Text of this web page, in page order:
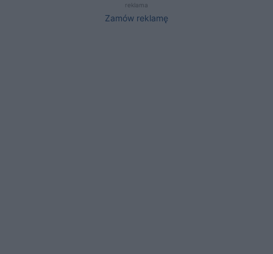
reklama
Zamów reklamę